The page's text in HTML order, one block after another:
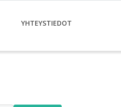
YHTEYSTIEDOT